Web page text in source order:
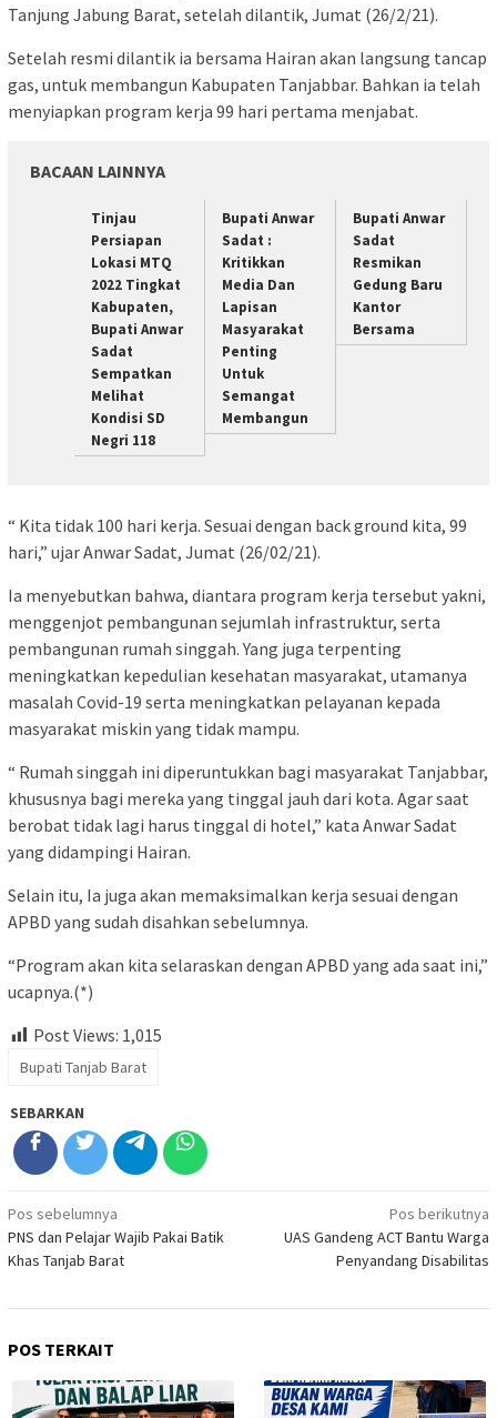
Tanjung Jabung Barat, setelah dilantik, Jumat (26/2/21).
Setelah resmi dilantik ia bersama Hairan akan langsung tancap
gas, untuk membangun Kabupaten Tanjabbar. Bahkan ia telah
menyiapkan program kerja 99 hari pertama menjabat.
BACAAN LAINNYA
Tinjau
Persiapan
Lokasi MTQ
2022 Tingkat
Kabupaten,
Bupati Anwar
Sadat
Sempatkan
Melihat
Kondisi SD
Negri 118
Bupati Anwar
Sadat :
Kritikkan
Media Dan
Lapisan
Masyarakat
Penting
Untuk
Semangat
Membangun
Bupati Anwar
Sadat
Resmikan
Gedung Baru
Kantor
Bersama
“ Kita tidak 100 hari kerja. Sesuai dengan back ground kita, 99
hari,” ujar Anwar Sadat, Jumat (26/02/21).
Ia menyebutkan bahwa, diantara program kerja tersebut yakni,
menggenjot pembangunan sejumlah infrastruktur, serta
pembangunan rumah singgah. Yang juga terpenting
meningkatkan kepedulian kesehatan masyarakat, utamanya
masalah Covid-19 serta meningkatkan pelayanan kepada
masyarakat miskin yang tidak mampu.
“ Rumah singgah ini diperuntukkan bagi masyarakat Tanjabbar,
khususnya bagi mereka yang tinggal jauh dari kota. Agar saat
berobat tidak lagi harus tinggal di hotel,” kata Anwar Sadat
yang didampingi Hairan.
Selain itu, Ia juga akan memaksimalkan kerja sesuai dengan
APBD yang sudah disahkan sebelumnya.
“Program akan kita selaraskan dengan APBD yang ada saat ini,”
ucapnya.(*)
Post Views: 1,015
Bupati Tanjab Barat
SEBARKAN
Navigasi
pos
Pos sebelumnya
PNS dan Pelajar Wajib Pakai Batik
Khas Tanjab Barat
Pos berikutnya
UAS Gandeng ACT Bantu Warga
Penyandang Disabilitas
POS TERKAIT